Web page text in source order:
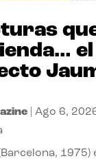
el
| Ago 6,
1975)